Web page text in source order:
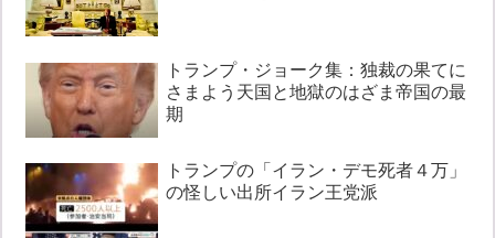
トランプ・ジョーク集：独裁の果てに
さまよう天国と地獄のはざま帝国の最
期
トランプの「イラン・デモ死者４万」
の怪しい出所イラン王党派